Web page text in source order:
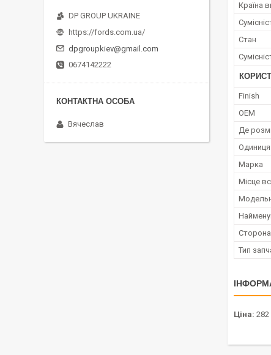
Країна
Стан
Finish
OEM
Де
Одиниця
Марка
Місце
Тип
Ціна: 282
DP GROUP UKRAINE
https://fords.com.ua/
dpgroupkiev@gmail.com
0674142222
Вячеслав